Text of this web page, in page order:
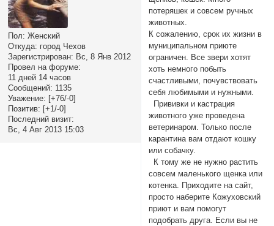
Пол: Женский
Откуда: город Чехов
Зарегистрирован: Вс, 8 Янв 2012
Провел на форуме:
11 дней 14 часов
Сообщений: 1135
Уважение: [+76/-0]
Позитив: [+1/-0]
Последний визит:
Вс, 4 Авг 2013 15:03
потеряшек и совсем ручных
животных.
К сожалению, срок их жизни в
муниципальном приюте
ограничен. Все звери хотят
хоть немного побыть
счастливыми, почувствовать
себя любимыми и нужными.
Прививки и кастрация
животного уже проведена
ветеринаром. Только после
карантина вам отдают кошку
или собачку.
К тому же не нужно растить
совсем маленького щенка или
котенка. Приходите на сайт,
просто наберите Кожуховский
приют и вам помогут
подобрать друга. Если вы не